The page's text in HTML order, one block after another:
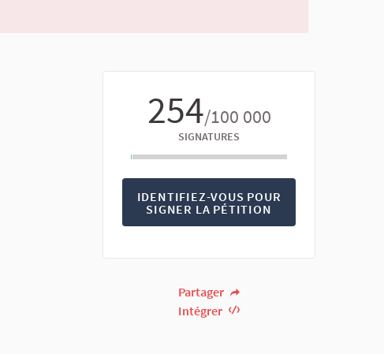
254/100 000
SIGNATURES
IDENTIFIEZ-VOUS POUR
SIGNER LA PÉTITION
Partager
Intégrer